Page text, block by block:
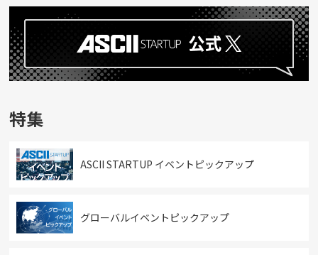
特集
ASCII STARTUP イベントピックアップ
グローバルイベントピックアップ